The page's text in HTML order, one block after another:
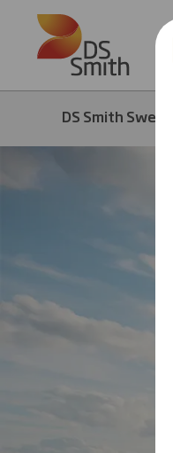
Skip to main content
DS Smith Sweden